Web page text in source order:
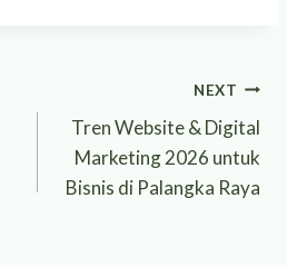
NEXT
Tren Website & Digital
Marketing 2026 untuk
Bisnis di Palangka Raya